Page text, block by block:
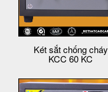
Két sắt chống cháy
KCC 60 KC